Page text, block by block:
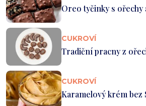
Oreo tyčinky s ořechy
CUKROVÍ
Tradiční pracny z
CUKROVÍ
Karamelový krém bez